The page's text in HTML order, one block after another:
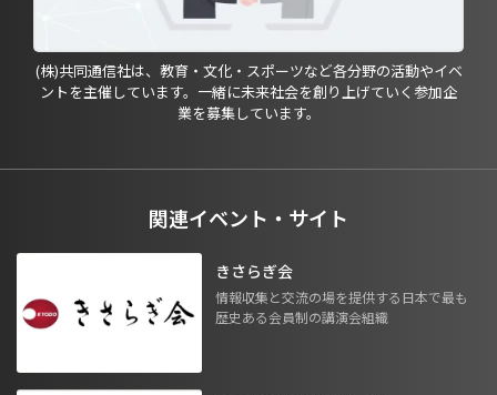
(株)共同通信社は、教育・文化・スポーツなど各分野の活動やイベ
ントを主催しています。一緒に未来社会を創り上げていく参加企
業を募集しています。
関連イベント・サイト
きさらぎ会
情報収集と交流の場を提供する日本で最も
歴史ある会員制の講演会組織